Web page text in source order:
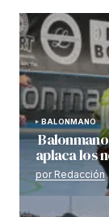
BALONMANO
aplaca los
por Redacción